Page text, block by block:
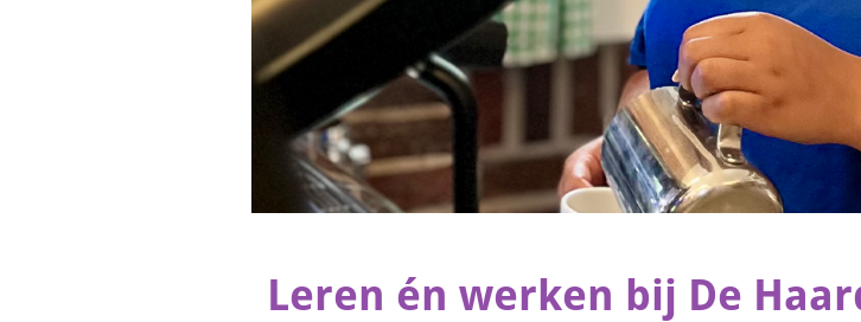
Leren én werken bij De